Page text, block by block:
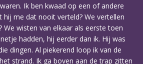
Ik ben kwaad op een of andere
hij me dat nooit verteld? We vertellen
We wisten van elkaar als eerste toen
hadden, hij eerder dan ik. Hij was
dingen. Al piekerend loop ik van de
strand. Ik ga boven aan de trap zitten